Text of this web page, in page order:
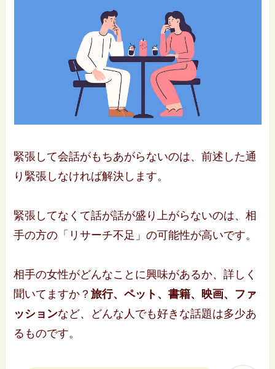
緊張して会話がもちあがらないのは、前述した通
り緊張しなければ解決します。
緊張してなくて話が話が盛り上がらないのは、相
手の方の「リサーチ不足」の可能性が高いです。
相手の女性がどんなことに興味があるか、詳しく
聞いてますか？旅行、ペット、書籍、映画、ファ
ッションなど、どんな人でも好きな話題は多少あ
るものです。